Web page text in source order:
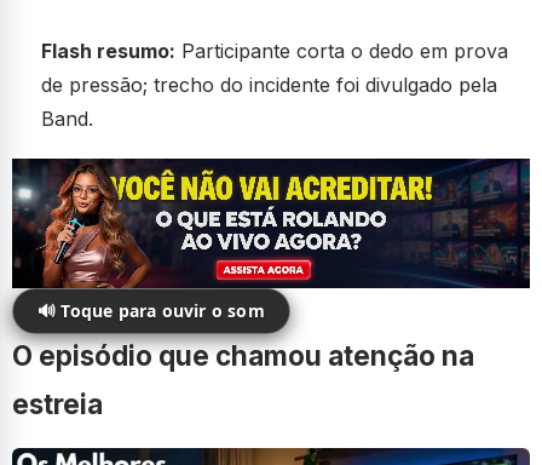
Flash resumo: Participante corta o dedo em prova
de pressão; trecho do incidente foi divulgado pela
Band.
🔊 Toque para ouvir o som
O episódio que chamou atenção na
estreia